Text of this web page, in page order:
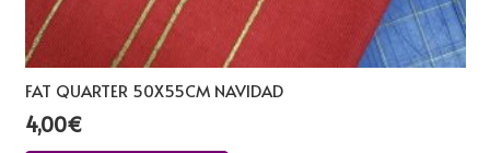
FAT QUARTER 50X55CM NAVIDAD
4,00€